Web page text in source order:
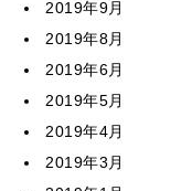
2019年9月
2019年8月
2019年6月
2019年5月
2019年4月
2019年3月